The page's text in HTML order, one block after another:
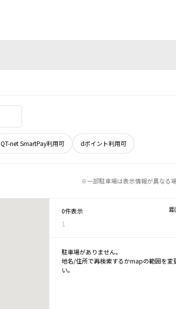
QT-net SmartPay利用可 dポイント利用可
※一部駐車場は表示情報が異なる
0件表示
1
駐車場がありません。
地名/住所で再検索するかmapの範囲を変
い。